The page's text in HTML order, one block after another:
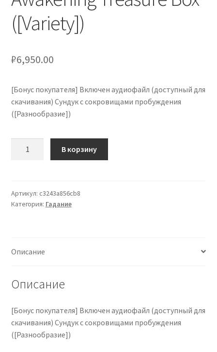
кондиционеров по оптовым ценам, ниже рыночных
Продажа кондиционеров
Проектирование систем вентиляции и
Прокладка трасс для кондиционеров
Средства для дезинфекции кондиционеров
Услуги альпинистов при установке и обслуживании
([Variety])
₽6,950.00
[Бонус покупателя] Включен аудиофайл (доступный для
скачивания) Сундук с сокровищами пробуждения
([Разнообразие])
Audio
File
Treasure
В корзину
Артикул: c3243a856cb8
Категория: Гадание
Описание
Описание
[Бонус покупателя] Включен аудиофайл (доступный для
скачивания) Сундук с сокровищами пробуждения
([Разнообразие])